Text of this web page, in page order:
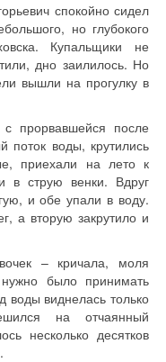
спокойно сидел
но глубокого
Купальщики не
дно заилилось. Но
вышли на прогулку в
прорвавшейся после
воды, крутились
приехали на лето к
в струю венки. Вдруг
и обе упали в воду.
а вторую закрутило и
– кричала, моля
было принимать
воды виднелась только
на отчаянный
несколько десятков